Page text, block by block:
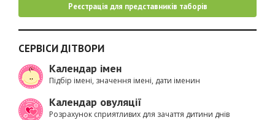
Реєстрація для представників таборів
СЕРВІСИ ДІТВОРИ
Календар імен
Підбір імені, значення імені, дати іменин
Календар овуляції
Розрахунок сприятливих для зачаття дитини днів